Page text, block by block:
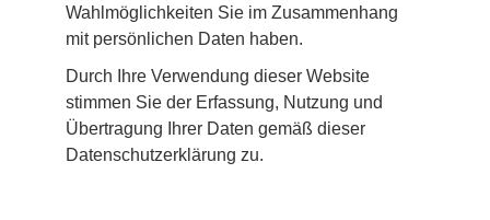
Wahlmöglichkeiten Sie im Zusammenhang
mit persönlichen Daten haben.
Durch Ihre Verwendung dieser Website
stimmen Sie der Erfassung, Nutzung und
Übertragung Ihrer Daten gemäß dieser
Datenschutzerklärung zu.